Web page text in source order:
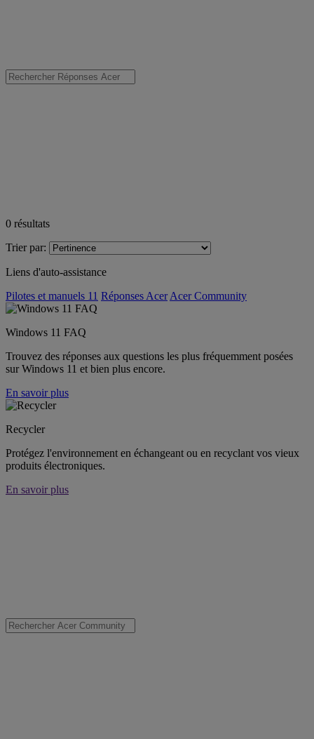
0 résultats
Trier par:
Liens d'auto-assistance
Pilotes et manuels 11 Réponses Acer Acer Community
Windows 11 FAQ
Trouvez des réponses aux questions les plus fréquemment posées
sur Windows 11 et bien plus encore.
En savoir plus
Recycler
Protégez l'environnement en échangeant ou en recyclant vos vieux
produits électroniques.
En savoir plus